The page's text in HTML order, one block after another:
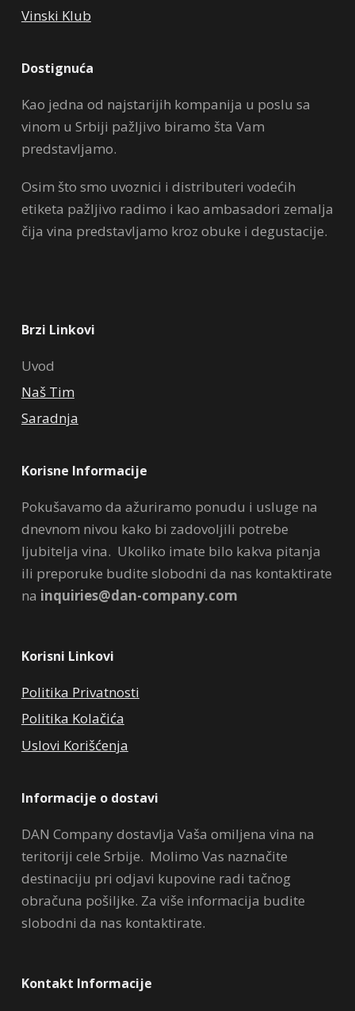
Vinski Klub
Dostignuća
Kao jedna od najstarijih kompanija u poslu sa
vinom u Srbiji pažljivo biramo šta Vam
predstavljamo.
Osim što smo uvoznici i distributeri vodećih
etiketa pažljivo radimo i kao ambasadori zemalja
čija vina predstavljamo kroz obuke i degustacije.
Brzi Linkovi
Uvod
Naš Tim
Saradnja
Korisne Informacije
Pokušavamo da ažuriramo ponudu i usluge na
dnevnom nivou kako bi zadovoljili potrebe
ljubitelja vina. Ukoliko imate bilo kakva pitanja
ili preporuke budite slobodni da nas kontaktirate
na inquiries@dan-company.com
Korisni Linkovi
Politika Privatnosti
Politika Kolačića
Uslovi Korišćenja
Informacije o dostavi
DAN Company dostavlja Vaša omiljena vina na
teritoriji cele Srbije. Molimo Vas naznačite
destinaciju pri odjavi kupovine radi tačnog
obračuna pošiljke. Za više informacija budite
slobodni da nas kontaktirate.
Kontakt Informacije